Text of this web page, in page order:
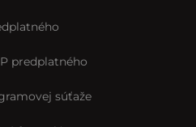
predplatného
súťaže